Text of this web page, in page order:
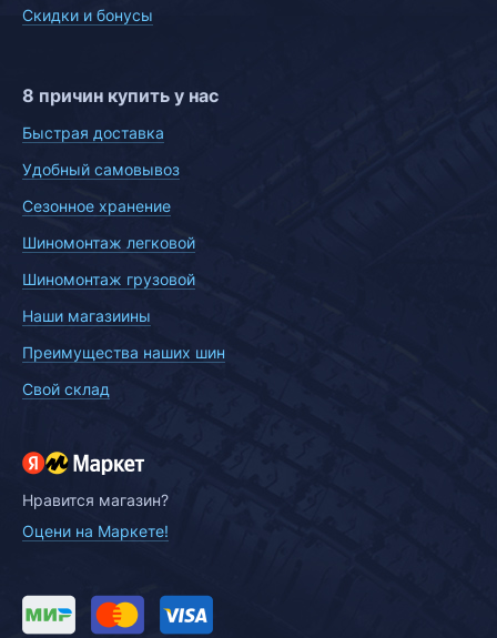
Скидки и бонусы
8 причин купить у нас
Быстрая доставка
Удобный самовывоз
Сезонное хранение
Шиномонтаж легковой
Шиномонтаж грузовой
Наши магазиины
Преимущества наших шин
Свой склад
Нравится магазин?
Оцени на Маркете!